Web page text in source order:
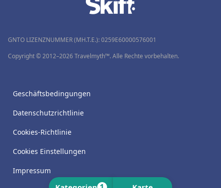
GNTO LIZENZNUMMER (MH.T.E.): 0259Ε60000576001
Copyright © 2012–2026 Travelmyth™. Alle Rechte vorbehalten.
Geschäftsbedingungen
Datenschutzrichtlinie
Cookies-Richtlinie
Cookies Einstellungen
Impressum